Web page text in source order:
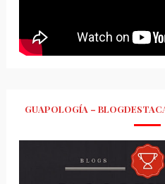
GUAPOLOGÍA –